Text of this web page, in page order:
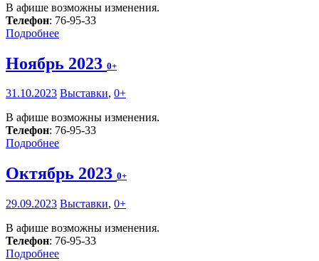
В афише возможны изменения.
Телефон: 76-95-33
Подробнее
Ноябрь 2023 0+
31.10.2023 Выставки, 0+
В афише возможны изменения.
Телефон: 76-95-33
Подробнее
Октябрь 2023 0+
29.09.2023 Выставки, 0+
В афише возможны изменения.
Телефон: 76-95-33
Подробнее